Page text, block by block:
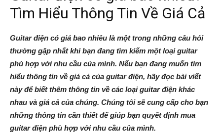
Tìm Hiểu Thông Tin Về Giá Cả
Guitar điện có giá bao nhiêu là một trong những câu hỏi
thường gặp nhất khi bạn đang tìm kiếm một loại guitar
phù hợp với nhu cầu của mình. Nếu bạn đang muốn tìm
hiểu thông tin về giá cả của guitar điện, hãy đọc bài viết
này để biết thêm thông tin về các loại guitar điện khác
nhau và giá cả của chúng. Chúng tôi sẽ cung cấp cho bạn
những thông tin cần thiết để giúp bạn quyết định mua
guitar điện phù hợp với nhu cầu của mình.